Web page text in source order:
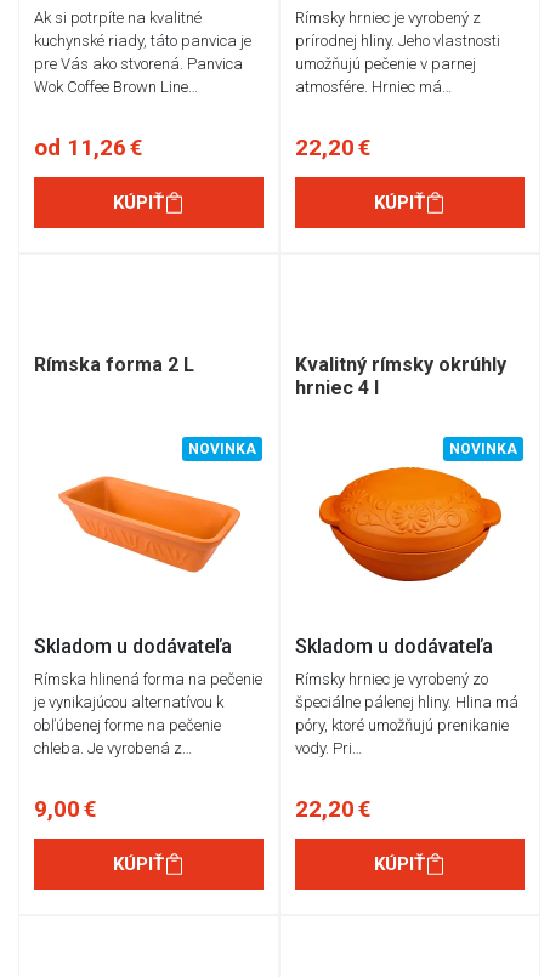
Ak si potrpíte na kvalitné
kuchynské riady, táto panvica je
pre Vás ako stvorená. Panvica
Wok Coffee Brown Line…
od 11,26 €
KÚPIŤ
Rímsky hrniec je vyrobený z
prírodnej hliny. Jeho vlastnosti
umožňujú pečenie v parnej
atmosfére. Hrniec má…
22,20 €
KÚPIŤ
Rímska forma 2 L
NOVINKA
Skladom u dodávateľa
Rímska hlinená forma na pečenie
je vynikajúcou alternatívou k
obľúbenej forme na pečenie
chleba. Je vyrobená z…
9,00 €
KÚPIŤ
Kvalitný rímsky okrúhly
hrniec 4 l
NOVINKA
Skladom u dodávateľa
Rímsky hrniec je vyrobený zo
špeciálne pálenej hliny. Hlina má
póry, ktoré umožňujú prenikanie
vody. Pri…
22,20 €
KÚPIŤ